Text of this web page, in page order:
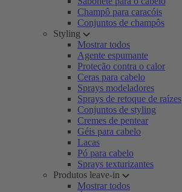
Champô para caracóis
Conjuntos de champôs
Styling
Mostrar todos
Agente espumante
Proteção contra o calor
Ceras para cabelo
Sprays modeladores
Sprays de retoque de raízes
Conjuntos de styling
Cremes de pentear
Géis para cabelo
Lacas
Pó para cabelo
Sprays texturizantes
Produtos leave-in
Mostrar todos